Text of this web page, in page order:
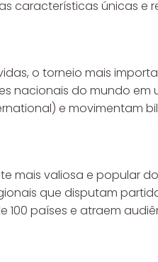
características únicas e
o torneio mais
nacionais do mundo
e movimentam
mais valiosa e
que disputam
100 países e atraem